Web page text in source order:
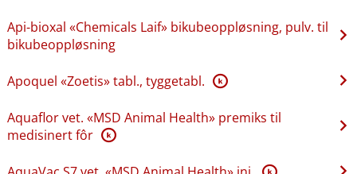
Api-bioxal «Chemicals Laif» bikubeoppløsning, pulv. til
bikubeoppløsning
Apoquel «Zoetis» tabl., tyggetabl. K
Aquaflor vet. «MSD Animal Health» premiks til
medisinert fôr K